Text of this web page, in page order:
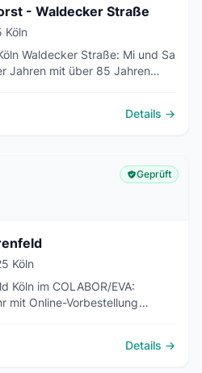
- Waldecker Straße
Köln
Waldecker Straße: Mi und Sa
Jahren mit über 85 Jahren
Details →
Geprüft
Köln
Köln im COLABOR/EVA:
mit Online-Vorbestellung
Details →